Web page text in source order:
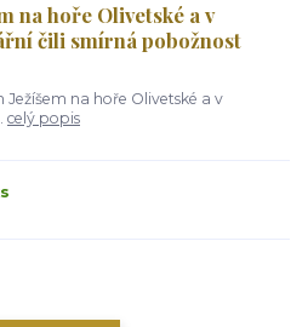
na hoře Olivetské a v
čili smírná pobožnost
na hoře Olivetské a v
celý popis